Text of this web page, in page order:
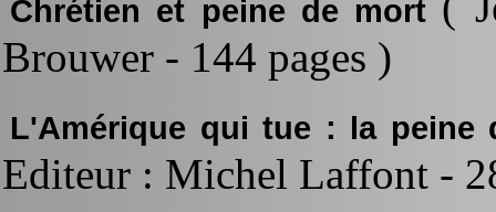
Chrétien et peine de mort
Brouwer - 144 pages )
L'Amérique qui tue : la peine
Editeur : Michel Laffont -